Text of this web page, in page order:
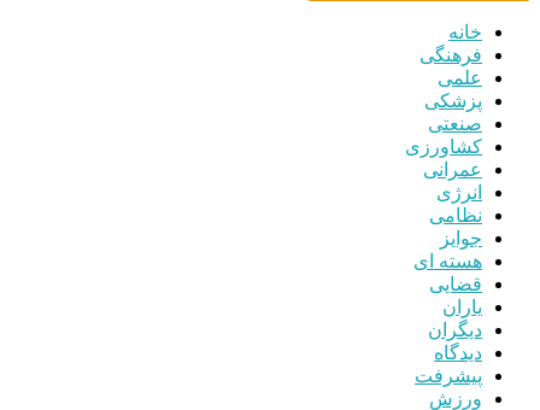
خانه
فرهنگی
علمی
پزشکی
صنعتی
کشاورزی
عمرانی
انرژی
نظامی
جوایز
هسته ای
قضایی
یاران
دیگران
دیدگاه
پیشرفت
ورزش